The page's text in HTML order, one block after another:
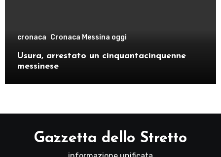
cronaca Cronaca Messina oggi
Usura, arrestato un cinquantacinquenne
messinese
Gazzetta dello Stretto